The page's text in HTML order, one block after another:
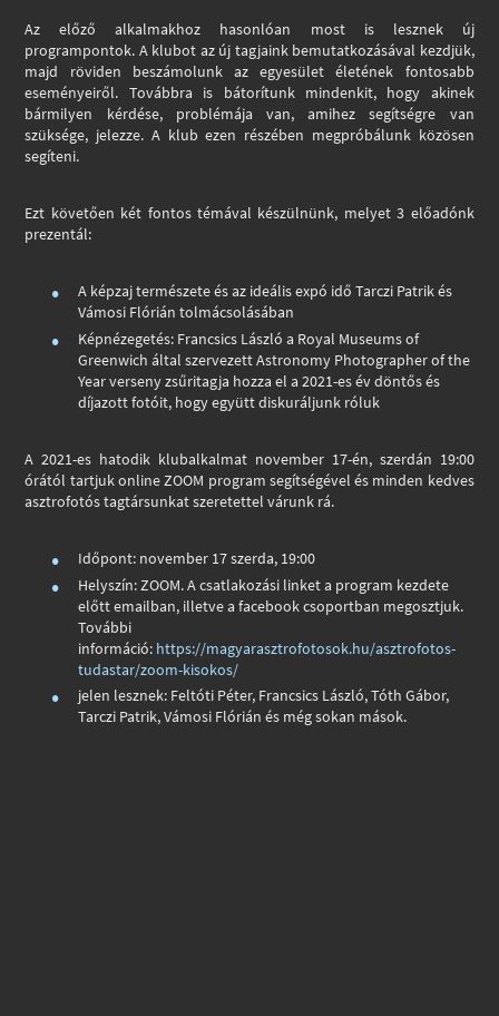
Az előző alkalmakhoz hasonlóan most is lesznek új
programpontok. A klubot az új tagjaink bemutatkozásával kezdjük,
majd röviden beszámolunk az egyesület életének fontosabb
eseményeiről. Továbbra is bátorítunk mindenkit, hogy akinek
bármilyen kérdése, problémája van, amihez segítségre van
szüksége, jelezze. A klub ezen részében megpróbálunk közösen
segíteni.
Ezt követően két fontos témával készülnünk, melyet 3 előadónk
prezentál:
A képzaj természete és az ideális expó idő Tarczi Patrik és
Vámosi Flórián tolmácsolásában
Képnézegetés: Francsics László a Royal Museums of
Greenwich által szervezett Astronomy Photographer of the
Year verseny zsűritagja hozza el a 2021-es év döntős és
díjazott fotóit, hogy együtt diskuráljunk róluk
A 2021-es hatodik klubalkalmat november 17-én, szerdán 19:00
órától tartjuk online ZOOM program segítségével és minden kedves
asztrofotós tagtársunkat szeretettel várunk rá.
Időpont: november 17 szerda, 19:00
Helyszín: ZOOM. A csatlakozási linket a program kezdete
előtt emailban, illetve a facebook csoportban megosztjuk.
További
információ: https://magyarasztrofotosok.hu/asztrofotos-
tudastar/zoom-kisokos/
jelen lesznek: Feltóti Péter, Francsics László, Tóth Gábor,
Tarczi Patrik, Vámosi Flórián és még sokan mások.